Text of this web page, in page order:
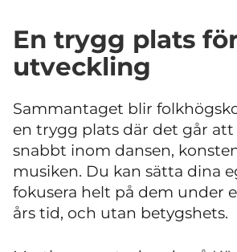
En trygg plats
utveckling
Sammantaget blir
en trygg plats där det går att
snabbt inom dansen,
musiken. Du kan sätta dina
fokusera helt på dem under
års tid, och utan betygshets.